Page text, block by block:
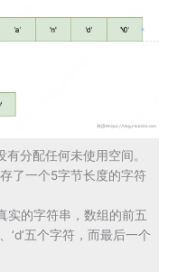
分配任何未使用空间。
了一个5字节长度的字符
实的字符串，数组的前五
、’d’五个字符，而最后一个